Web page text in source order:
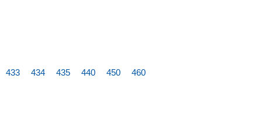
433 434 435 440 450 460